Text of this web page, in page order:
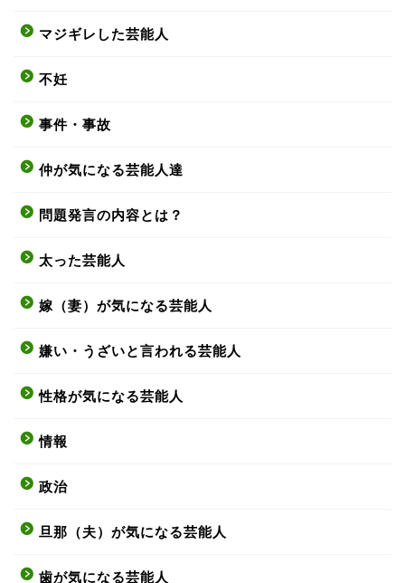
マジギレした芸能人
不妊
事件・事故
仲が気になる芸能人達
問題発言の内容とは？
太った芸能人
嫁（妻）が気になる芸能人
嫌い・うざいと言われる芸能人
性格が気になる芸能人
情報
政治
旦那（夫）が気になる芸能人
歯が気になる芸能人